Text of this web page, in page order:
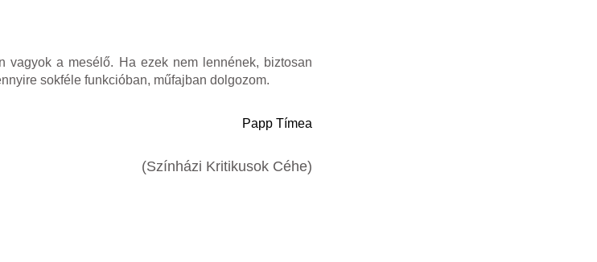
vagyok a mesélő. Ha ezek nem lennének, biztosan
sokféle funkcióban, műfajban dolgozom.
Papp Tímea
(Színházi Kritikusok Céhe)